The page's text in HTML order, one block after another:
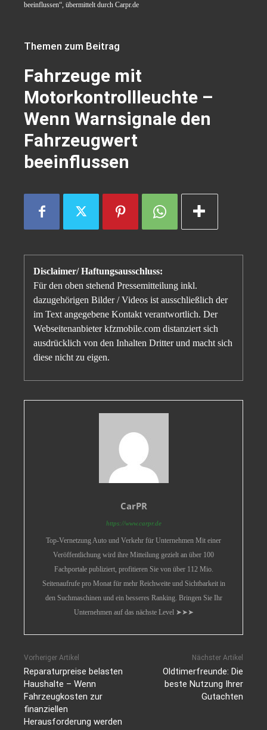
beeinflussen“, übermittelt durch Carpr.de
Themen zum Beitrag
Fahrzeuge mit
Motorkontrollleuchte –
Wenn Warnsignale den
Fahrzeugwert
beeinflussen
Disclaimer/ Haftungsausschluss:
Für den oben stehend Pressemitteilung inkl.
dazugehörigen Bilder / Videos ist ausschließlich der
im Text angegebene Kontakt verantwortlich. Der
Webseitenanbieter kfzmobile.com distanziert sich
ausdrücklich von den Inhalten Dritter und macht sich
diese nicht zu eigen.
CarPR
https://www.carpr.de
Top-Vernetzung Auto und Verkehr für Unternehmen Mit einer
Veröffentlichung wird ihre Mitteilung gezielt an über 100
Fachportale publiziert, profitieren Sie von über 112 Mio.
Seitenaufrufe pro Monat für mehr Reichweite und Sichtbarkeit in
den Suchmaschinen und ein besseres Ranking. Bringen Sie Ihr
Unternehmen auf das nächste Level ➤➤➤
Vorheriger Artikel
Reparaturpreise belasten
Haushalte – Wenn
Fahrzeugkosten zur
finanziellen
Herausforderung werden
Nächster Artikel
Oldtimerfreunde: Die
beste Nutzung Ihrer
Gutachten